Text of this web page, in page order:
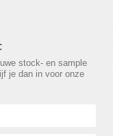
stock- en sample
je dan in voor onze